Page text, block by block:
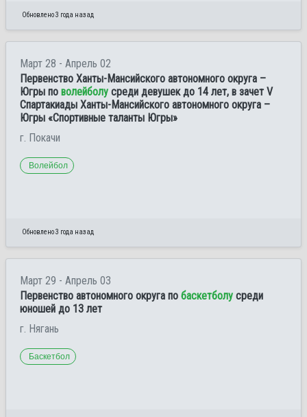
Обновлено 3 года назад
Март 28 - Апрель 02
Первенство Ханты-Мансийского автономного округа –
Югры по волейболу среди девушек до 14 лет, в зачет V
Спартакиады Ханты-Мансийского автономного округа –
Югры «Спортивные таланты Югры»
г. Покачи
Волейбол
Обновлено 3 года назад
Март 29 - Апрель 03
Первенство автономного округа по баскетболу среди
юношей до 13 лет
г. Нягань
Баскетбол